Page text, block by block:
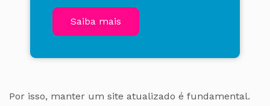
Saiba mais
Por isso, manter um site atualizado é fundamental.